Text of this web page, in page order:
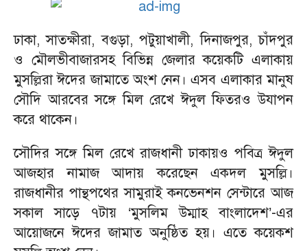
‎ঢাকা, সাতক্ষীরা, বগুড়া, পটুয়াখালী, দিনাজপুর, চাঁদপুর
ও মৌলভীবাজারসহ বিভিন্ন জেলার কয়েকটি এলাকায়
মুসল্লিরা ঈদের জামাতে অংশ নেন। এসব এলাকার মানুষ
সৌদি আরবের সঙ্গে মিল রেখে ঈদুল ফিতরও উযাপন
করে থাকেন।
‎সৌদির সঙ্গে মিল রেখে রাজধানী ঢাকায়ও পবিত্র ঈদুল
আজহার নামাজ আদায় করেছেন একদল মুসল্লি।
রাজধানীর পান্থপথের সামুরাই কনভেনশন সেন্টারে আজ
সকাল সাড়ে ৭টায় ‘মুসলিম উম্মাহ বাংলাদেশ’-এর
আয়োজনে ঈদের জামাত অনুষ্ঠিত হয়। এতে কয়েকশ